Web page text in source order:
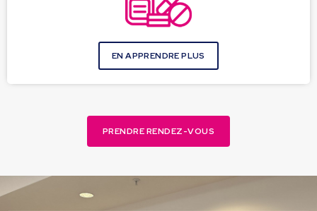
EN APPRENDRE PLUS
PRENDRE RENDEZ-VOUS